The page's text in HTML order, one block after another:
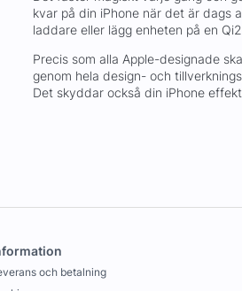
kvar på din iPhone när det är dags
laddare eller lägg enheten på en
Precis som alla Apple-designade
genom hela design- och
Det skyddar också din iPhone
och betalning